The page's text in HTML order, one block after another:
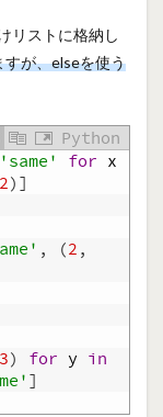
リストに格納し
が、elseを使う
Python
'same' for x
2)]
, (2,
3) for y in
]